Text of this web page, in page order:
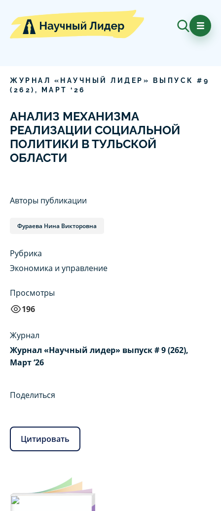
ЖУРНАЛ «НАУЧНЫЙ ЛИДЕР» ВЫПУСК # 9
( 262), МАРТ ‘ 26
АНАЛИЗ МЕХАНИЗМА
РЕАЛИЗАЦИИ СОЦИАЛЬНОЙ
ПОЛИТИКИ В ТУЛЬСКОЙ
ОБЛАСТИ
Авторы публикации
Фураева Нина Викторовна
Рубрика
Экономика и управление
Просмотры
196
Журнал
Журнал «Научный лидер» выпуск # 9 (262),
Март ‘26
Поделиться
Цитировать